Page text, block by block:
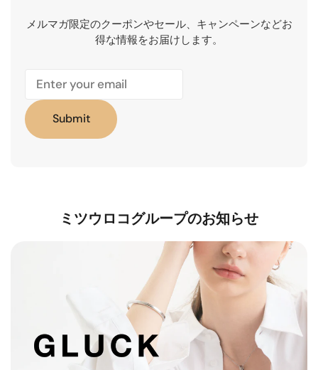
メルマガ限定のクーポンやセール、キャンペーンなどお
得な情報をお届けします。
Submit
ミツウロコグループのお知らせ